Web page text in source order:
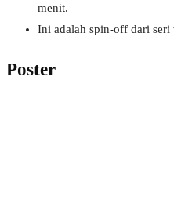
menit.
Ini adalah spin-off dari seri
Poster